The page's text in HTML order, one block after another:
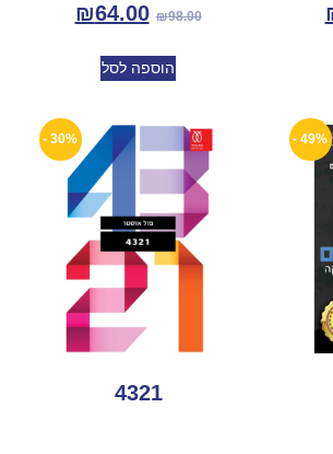
₪98.00
₪64.00
הוספה לסל
49% -
30% -
4321